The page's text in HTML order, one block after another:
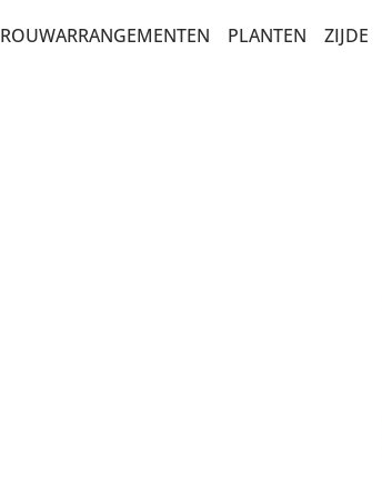
ROUWARRANGEMENTEN PLANTEN ZIJDE